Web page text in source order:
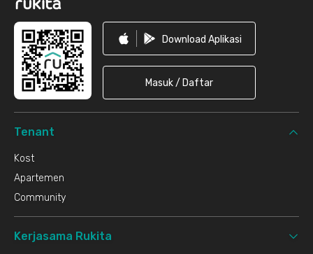
Download Aplikasi
Masuk / Daftar
Tenant
Kost
Apartemen
Community
Kerjasama Rukita